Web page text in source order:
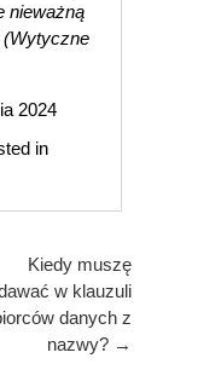
nieważną
(Wytyczne
2024
in
Kiedy muszę
w klauzuli
danych z
nazwy? →